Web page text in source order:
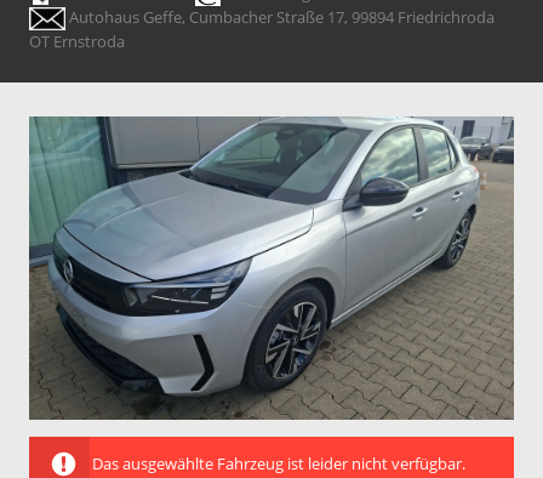
Autohaus Geffe, Cumbacher Straße 17, 99894 Friedrichroda
OT Ernstroda
Das ausgewählte Fahrzeug ist leider nicht verfügbar.